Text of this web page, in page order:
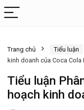
Trang chủ Tiểu luận
kinh doanh của Coca Cola
Tiểu luận
hoạch kinh